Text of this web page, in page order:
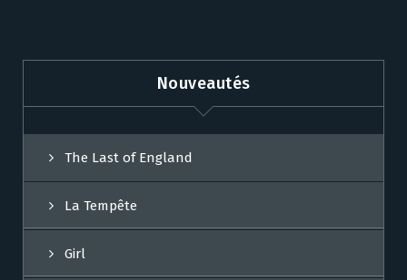
Nouveautés
The Last of England
La Tempête
Girl